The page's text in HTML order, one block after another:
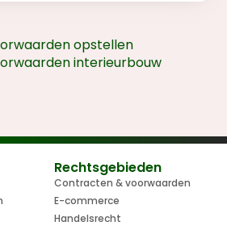
opstellen
interieurbouw
Rechtsgebieden
Contracten & voorwaarden
E-commerce
Handelsrecht